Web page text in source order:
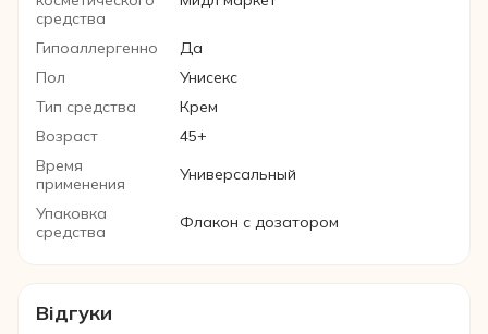
средства
Гипоаллергенно
Да
Пол
Унисекс
Тип средства
Крем
Возраст
45+
Время
применения
Универсальный
Упаковка
средства
Флакон с дозатором
Відгуки